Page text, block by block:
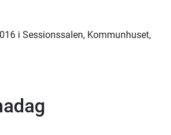
i Sessionssalen, Kommunhuset,